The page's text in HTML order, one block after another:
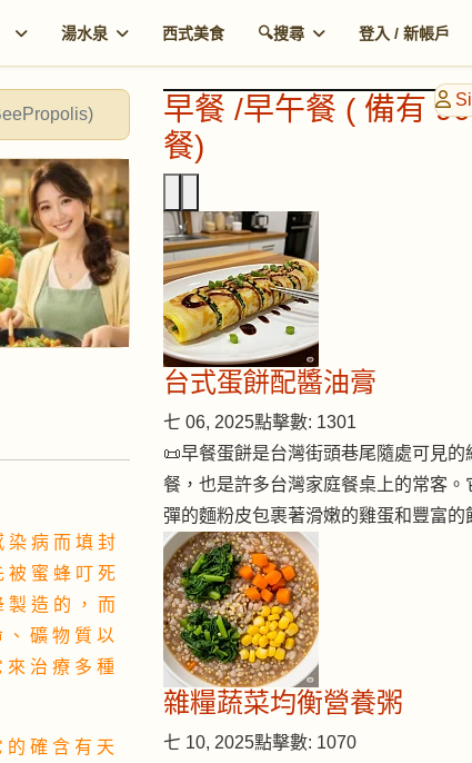
湯水泉 西式美食 🔍搜尋 登入 / 新帳戶
染 病 而 填 封
被 蜜 蜂 叮 死
製 造 的 ， 而
、 礦 物 質 以
來 治 療 多 種
的 確 含 有 天
早餐 /早午餐 ( 備有
餐)
台式蛋餅配醬油膏
七 06, 2025點擊數: 1301
📜早餐蛋餅是台灣街頭巷尾隨處可見的
餐，也是許多台灣家庭餐桌上的常客。
彈的麵粉皮包裹著滑嫩的雞蛋和豐富
雜糧蔬菜均衡營養粥
七 10, 2025點擊數: 1070